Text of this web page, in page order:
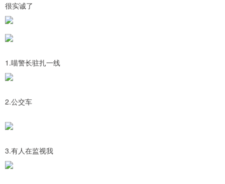
很实诚了
1.喵警长驻扎一线
2.公交车
3.有人在监视我